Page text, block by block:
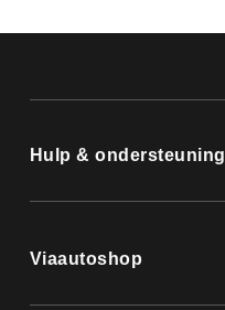
Hulp & ondersteuning
Viaautoshop